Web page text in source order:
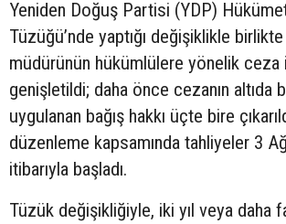
Yeniden Doğuş Partisi (YDP)
Tüzüğü’nde yaptığı değişiklikle
müdürünün hükümlülere yönelik
genişletildi; daha önce cezanın altıda
uygulanan bağış hakkı üçte bire
düzenleme kapsamında tahliyeler 3
itibarıyla başladı.
Tüzük değişikliğiyle, iki yıl veya daha